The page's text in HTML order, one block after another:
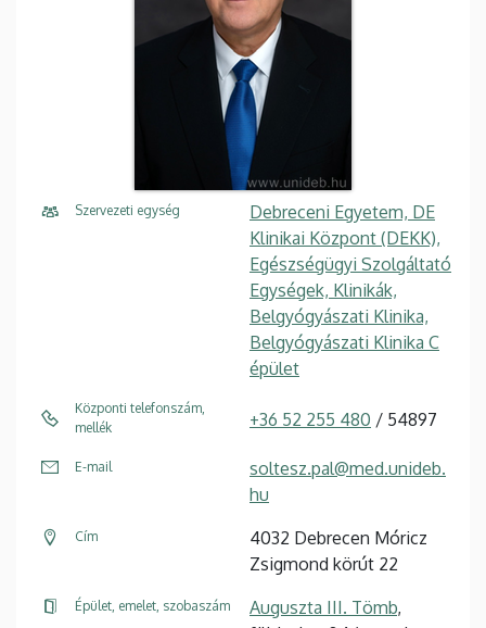
Szervezeti egység
Debreceni Egyetem, DE
Klinikai Központ (DEKK),
Egészségügyi Szolgáltató
Egységek, Klinikák,
Belgyógyászati Klinika,
Belgyógyászati Klinika C
épület
Központi telefonszám,
mellék
+36 52 255 480 / 54897
E-mail
soltesz.pal@med.unideb.
hu
Cím
4032 Debrecen Móricz
Zsigmond körút 22
Épület, emelet, szobaszám Auguszta III. Tömb,